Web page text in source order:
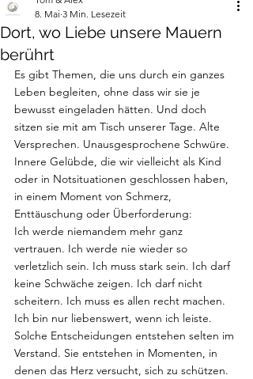
Dort, wo Liebe unsere Mauern
berührt
8. Mai 3 Min. Lesezeit
Es gibt Themen, die uns durch ein ganzes
Leben begleiten, ohne dass wir sie je
bewusst eingeladen hätten. Und doch
sitzen sie mit am Tisch unserer Tage. Alte
Versprechen. Unausgesprochene Schwüre.
Innere Gelübde, die wir vielleicht als Kind
oder in Notsituationen geschlossen haben,
in einem Moment von Schmerz,
Enttäuschung oder Überforderung:
Ich werde niemandem mehr ganz
vertrauen. Ich werde nie wieder so
verletzlich sein. Ich muss stark sein. Ich darf
keine Schwäche zeigen. Ich darf nicht
scheitern. Ich muss es allen recht machen.
Ich bin nur liebenswert, wenn ich leiste.
Solche Entscheidungen entstehen selten im
Verstand. Sie entstehen in Momenten, in
denen das Herz versucht, sich zu schützen.